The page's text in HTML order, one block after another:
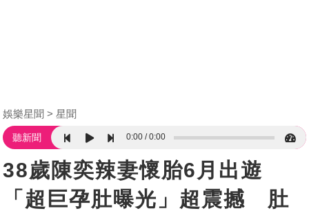
娛樂星聞 星聞
聽新聞 0:00 0:00
38歲陳奕辣妻懷胎6月出遊
「超巨孕肚曝光」超震撼 肚